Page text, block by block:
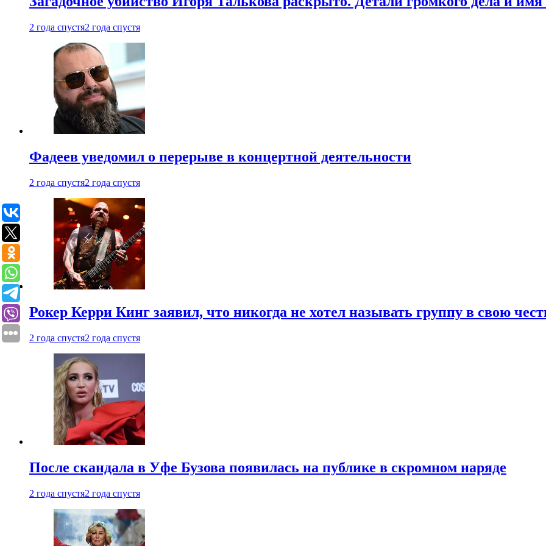
2 года спустя2 года спустя
Фадеев уведомил о перерыве в концертной деятельности
2 года спустя2 года спустя
Рокер Керри Кинг заявил, что никогда не хотел называть группу в свою
2 года спустя2 года спустя
После скандала в Уфе Бузова появилась на публике в скромном наряде
2 года спустя2 года спустя